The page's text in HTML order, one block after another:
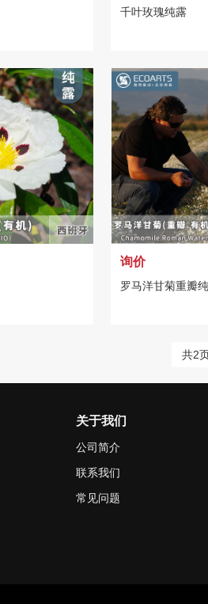
千叶玫瑰纯露
询价
罗马洋甘菊重瓣
共2
关于我们
公司简介
联系我们
常见问题